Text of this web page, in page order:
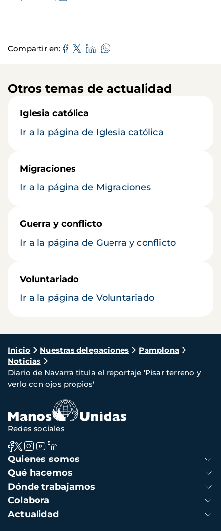
Compartir en
Otros temas de actualidad
Iglesia católica
Ir a la página de Iglesia católica
Migraciones
Ir a la página de Migraciones
Guerra y conflicto
Ir a la página de Guerra y conflicto
Voluntariado
Ir a la página de Voluntariado
Ruta
de
navegación
Inicio Nuestras delegaciones
Pamplona
Noticias
Diario de Navarra titula el reportaje 'Pisar terreno y
verlo con ojos propios'
Navegación
principal
Quienes somos
Qué hacemos
Dónde trabajamos
Colabora
Actualidad
Redes sociales